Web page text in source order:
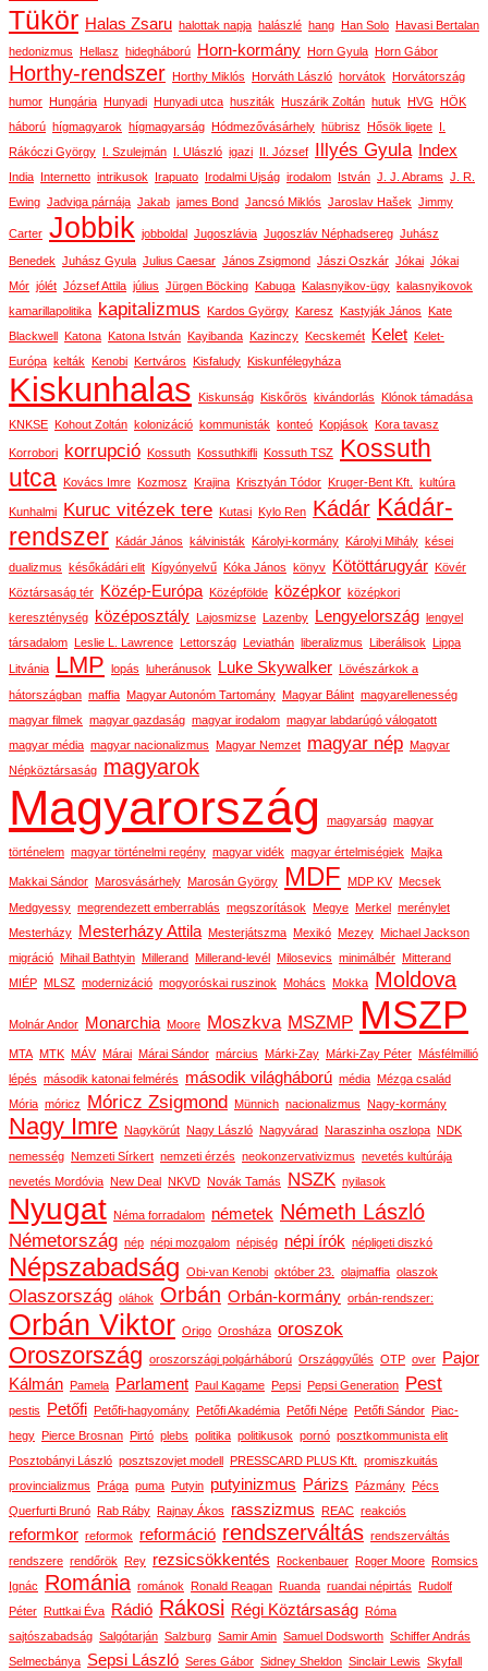
Tükör Halas Zsaru halottak napja halászlé hang Han Solo Havasi Bertalan
hedonizmus Hellasz hidegháború Horn-kormány Horn Gyula Horn Gábor
Horthy-rendszer Horthy Miklós Horváth László horvátok Horvátország
humor Hungária Hunyadi Hunyadi utca husziták Huszárik Zoltán hutuk HVG HÖK
háború hígmagyarok hígmagyarság Hódmezővásárhely hübrisz Hősök ligete I.
Rákóczi György I. Szulejmán I. Ulászló igazi II. József Illyés Gyula Index
India Internetto intrikusok Irapuato Irodalmi Ujság irodalom István J. J. Abrams J. R.
Ewing Jadviga párnája Jakab james Bond Jancsó Miklós Jaroslav Hašek Jimmy
Carter Jobbik jobboldal Jugoszlávia Jugoszláv Néphadsereg Juhász
Benedek Juhász Gyula Julius Caesar János Zsigmond Jászi Oszkár Jókai Jókai
Mór jólét József Attila július Jürgen Böcking Kabuga Kalasnyikov-ügy kalasnyikovok
kamarillapolitika kapitalizmus Kardos György Karesz Kastyják János Kate
Blackwell Katona Katona István Kayibanda Kazinczy Kecskemét Kelet Kelet-
Európa kelták Kenobi Kertváros Kisfaludy Kiskunfélegyháza
Kiskunhalas Kiskunság Kiskőrös kivándorlás Klónok támadása
KNKSE Kohout Zoltán kolonizáció kommunisták konteó Kopjások Kora tavasz
Korrobori korrupció Kossuth Kossuthkifli Kossuth TSZ Kossuth
utca Kovács Imre Kozmosz Krajina Krisztyán Tódor Kruger-Bent Kft. kultúra
Kunhalmi Kuruc vitézek tere Kutasi Kylo Ren Kádár Kádár-
rendszer Kádár János kálvinisták Károlyi-kormány Károlyi Mihály kései
dualizmus későkádári elit Kígyónyelvű Kóka János könyv Kötöttárugyár Kövér
Köztársaság tér
Közép-Európa Középfölde középkor középkori
kereszténység
középosztály Lajosmizse Lazenby Lengyelország lengyel
társadalom Leslie L. Lawrence Lettország Leviathán liberalizmus Liberálisok Lippa
Litvánia LMP lopás luheránusok Luke Skywalker Lövészárkok a
hátországban maffia Magyar Autonóm Tartomány Magyar Bálint magyarellenesség
magyar filmek magyar gazdaság magyar irodalom magyar labdarúgó válogatott
magyar média magyar nacionalizmus Magyar Nemzet magyar nép Magyar
Népköztársaság magyarok
Magyarország magyarság magyar
történelem magyar történelmi regény magyar vidék magyar értelmiségiek Majka
Makkai Sándor Marosvásárhely Marosán György MDF MDP KV Mecsek
Medgyessy megrendezett emberrablás megszorítások Megye Merkel merénylet
Mesterházy
Mesterházy Attila Mesterjátszma Mexikó Mezey Michael Jackson
migráció Mihail Bathtyin Millerand Millerand-levél Milosevics minimálbér Mitterand
MIÉP MLSZ modernizáció mogyoróskai ruszinok Mohács Mokka Moldova
Molnár Andor Monarchia Moore Moszkva MSZMP MSZP
MTA MTK MÁV Márai Márai Sándor március Márki-Zay Márki-Zay Péter Másfélmillió
lépés második katonai felmérés második világháború média Mézga család
Mória móricz Móricz Zsigmond Münnich nacionalizmus Nagy-kormány
Nagy Imre Nagykörút Nagy László Nagyvárad Naraszinha oszlopa NDK
nemesség Nemzeti Sírkert nemzeti érzés neokonzervativizmus nevetés kultúrája
nevetés Mordóvia New Deal NKVD Novák Tamás NSZK nyilasok
Nyugat Néma forradalom németek Németh László
Németország nép népi mozgalom népiség népi írók népligeti diszkó
Népszabadság Obi-van Kenobi október 23. olajmaffia olaszok
Olaszország oláhok Orbán Orbán-kormány orbán-rendszer:
Orbán Viktor Origo Orosháza oroszok
Oroszország oroszországi polgárháború Országgyűlés OTP over
Pajor
Kálmán Pamela Parlament Paul Kagame Pepsi Pepsi Generation Pest
pestis Petőfi Petőfi-hagyomány Petőfi Akadémia Petőfi Népe Petőfi Sándor Piac-
hegy Pierce Brosnan Pirtó plebs politika politikusok pornó posztkommunista elit
Posztobányi László posztszovjet modell PRESSCARD PLUS Kft.
promiszkuitás
provincializmus Prága puma Putyin putyinizmus Párizs Pázmány Pécs
Querfurti Brunó Rab Ráby Rajnay Ákos rasszizmus REAC reakciós
reformkor reformok reformáció rendszerváltás rendszerváltás
rendszere rendőrök Rey rezsicsökkentés Rockenbauer Roger Moore Romsics
Ignác
Románia románok Ronald Reagan Ruanda ruandai népirtás Rudolf
Péter Ruttkai Éva Rádió Rákosi Régi Köztársaság Róma
sajtószabadság Salgótarján Salzburg Samir Amin Samuel Dodsworth Schiffer András
Selmecbánya Sepsi László Seres Gábor Sidney Sheldon Sinclair Lewis Skyfall